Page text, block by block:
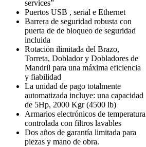
services”
Puertos USB , serial e Ethernet
Barrera de seguridad robusta con
puerta de de bloqueo de seguridad
incluida
Rotación ilimitada del Brazo,
Torreta, Doblador y Dobladores de
Mandril para una máxima eficiencia
y fiabilidad
La unidad de pago totalmente
automatizada incluye: una capacidad
de 5Hp, 2000 Kgr (4500 lb)
Armarios electrónicos de temperatura
controlada con filtros lavables
Dos años de garantía limitada para
piezas y mano de obra.